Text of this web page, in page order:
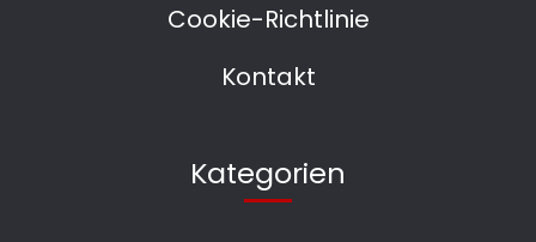
Cookie-Richtlinie
Kontakt
Kategorien